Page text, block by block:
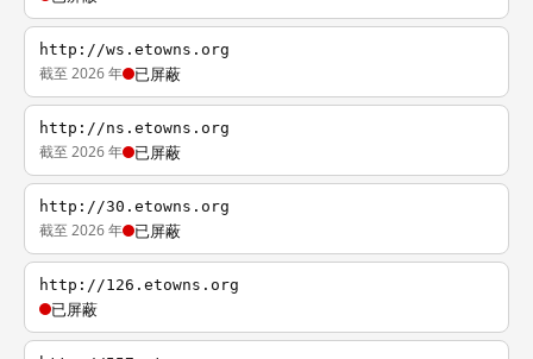
http://ws.etowns.org
截至 2026 年 已屏蔽
http://ns.etowns.org
截至 2026 年 已屏蔽
http://30.etowns.org
截至 2026 年 已屏蔽
http://126.etowns.org
已屏蔽